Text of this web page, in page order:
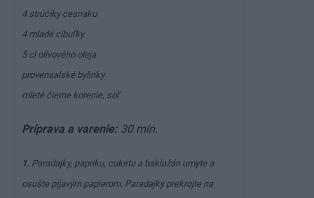
4 strúčiky cesnaku
4 mladé cibuľky
5 cl olivového oleja
provensalské bylinky
mleté čierne korenie, soľ
Príprava a varenie: 30 min.
1. Paradajky, papriku, cuketu a baklažán umyte a
osušte pijavým papierom. Paradajky prekrojte na